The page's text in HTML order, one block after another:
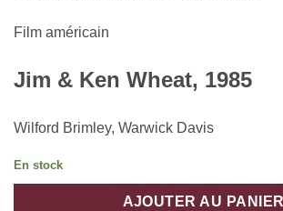
Film américain
Jim & Ken Wheat, 1985
Wilford Brimley, Warwick Davis
En stock
AJOUTER AU PANIER